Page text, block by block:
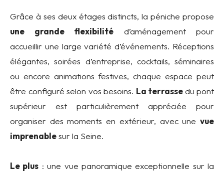
Grâce à ses deux étages distincts, la péniche propose
une grande flexibilité d’aménagement pour
accueillir une large variété d’événements. Réceptions
élégantes, soirées d’entreprise, cocktails, séminaires
ou encore animations festives, chaque espace peut
être configuré selon vos besoins. La terrassedu pont
supérieur est particulièrement appréciée pour
organiser des moments en extérieur, avec une vue
imprenablesur la Seine.
Le plus : une vue panoramique exceptionnelle sur la